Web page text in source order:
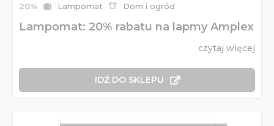
20% Lampomat Dom i ogród
Lampomat: 20% rabatu na lapmy Amplex
czytaj więcej
IDŹ DO SKLEPU